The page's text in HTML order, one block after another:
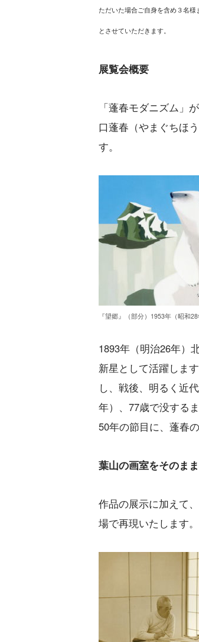
ただいた場合ご自身を含め３名
とさせていただきます。
展覧会概要
「蓬春モダニズム」
口蓬春（やまぐちほ
す。
『望郷』（部分）1953年（昭和
1893年（明治26年）
新星として活躍しま
し、戦後、明るく近
年）、77歳で没する
50年の節目に、蓬春
葉山の画室をそのま
作品の展示に加えて
場で再現いたします。